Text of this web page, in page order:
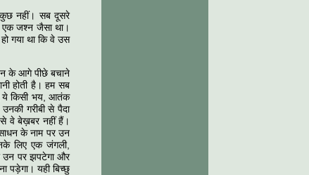
कुछ नहीं। सब दूसरे
एक जश्न जैसा था।
गया था कि वे उस
के आगे पीछे बचाने
होती है। हम सब
ये किसी भय, आतंक
गरीबी से पैदा
वे बेख़बर नहीं हैं।
के नाम पर उन
लिए एक जंगली,
उन पर झपटेगा और
पड़ेगा। यही बिच्छु